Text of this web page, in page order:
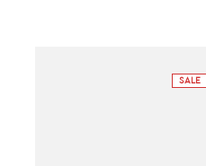
SALE